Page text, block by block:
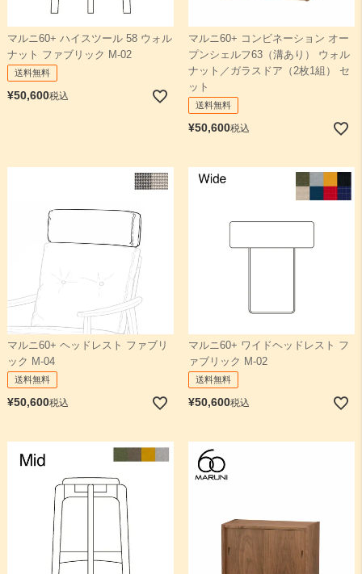
マルニ60+ ハイスツール 58 ウォル
ナット ファブリック M-02
送料無料
¥50,600税込
マルニ60+ コンビネーション オー
プンシェルフ63（溝あり） ウォル
ナット／ガラスドア（2枚1組） セ
ット
送料無料
¥50,600税込
マルニ60+ ヘッドレスト ファブリ
ック M-04
送料無料
¥50,600税込
マルニ60+ ワイドヘッドレスト フ
ァブリック M-02
送料無料
¥50,600税込